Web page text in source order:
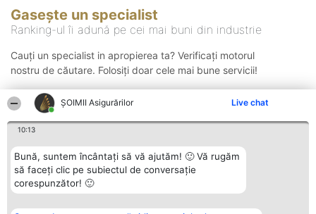
ȘOIMII Asigurărilor Live chat
10:13
Bună, suntem încântați să vă ajutăm! 🙂 Vă rugăm
să faceți clic pe subiectul de conversație
corespunzător! 🙂
Gasește un specialist
Ranking-ul îi adună pe cei mai buni din industrie
Cauți un specialist in apropierea ta? Verificați motorul
nostru de căutare. Folosiți doar cele mai bune servicii!